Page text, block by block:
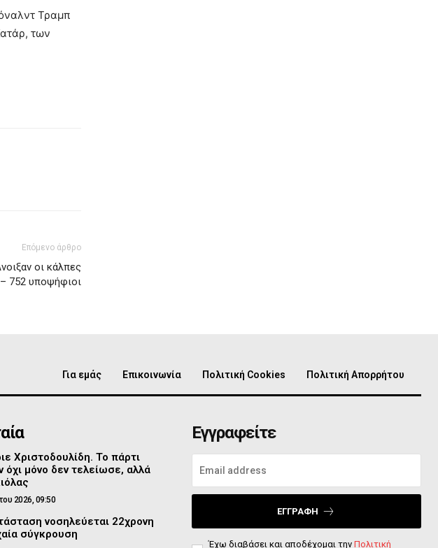
Τραμπ
των
Επόμενο άρθρο
οι κάλπες
752 υποψήφιοι
Για εμάς Επικοινωνία Πολιτική Cookies Πολιτική Απορρήτου
Χριστοδουλίδη. Το πάρτι
όχι μόνο δεν τελείωσε, αλλά
2026, 09:50
νοσηλεύεται 22χρονη
σύγκρουση
Εγγραφείτε
ΕΓΓΡΑΦΉ
Έχω διαβάσει και αποδέχομαι την Πολιτική